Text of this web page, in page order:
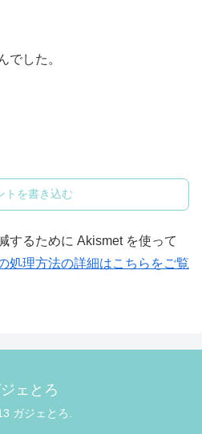
でした。
トを書き込む
するために Akismet を使って
処理方法の詳細はこちらをご覧
ェとろ
ガジェとろ.